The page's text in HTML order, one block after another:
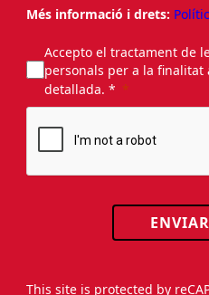
Més informació i drets:
Accepto el tractament de
personals per a la
detallada. *
ENVIAR
This site is protected by